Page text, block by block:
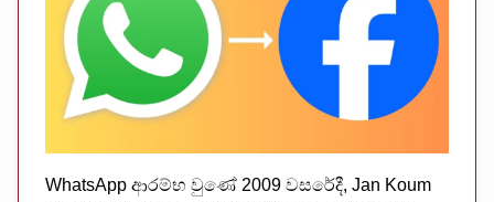
WhatsApp ආරම්භ වුණේ 2009 වසරේදී, Jan Koum